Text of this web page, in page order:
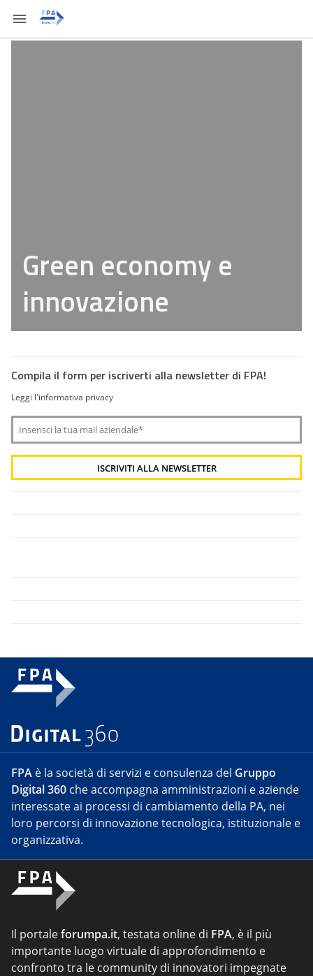
Green economy e
innovazione
Compila il form per iscriverti alla newsletter di FPA!
Leggi l'informativa privacy
FPA è la società di servizi e consulenza del Gruppo
Digital 360 che accompagna amministrazioni e aziende
interessate ai processi di cambiamento della PA, nei
loro percorsi di innovazione tecnologica, istituzionale e
organizzativa.
Il portaleforumpa.it, testata online di FPA, è il più
importante luogo virtuale di approfondimento e
confronto tra le community di innovatori impegnate